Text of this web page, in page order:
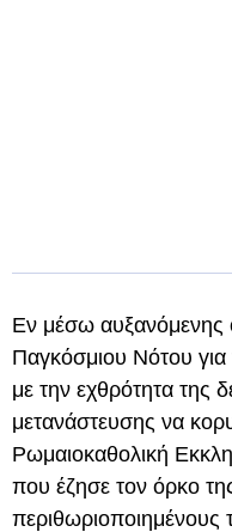
Εν μέσω αυξανόμενης
Παγκόσμιου Νότου για
με την εχθρότητα της
μετανάστευσης να
Ρωμαιοκαθολική
που έζησε τον όρκο
περιθωριοποιημένους